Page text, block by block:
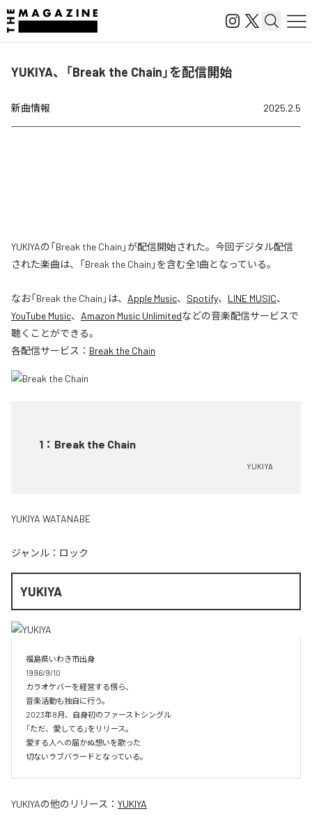
YUKIYA、「Break the Chain」を配信開始
新曲情報 2025.2.5
YUKIYAの「Break the Chain」が配信開始された。今回デジタル配信
された楽曲は、「Break the Chain」を含む全1曲となっている。
なお「Break the Chain 」は、 Apple Music、 Spotify、 LINE MUSIC、
YouTube Music、 Amazon Music Unlimitedなどの音楽配信サービスで
聴くことができる。
各配信サービス： Break the Chain
1 ： Break the Chain
YUKIYA
YUKIYA WATANABE
ジャンル： ロック
YUKIYA
福島県いわき市出身
1996/9/10
カラオケバーを経営する傍ら、
音楽活動も独自に行う。
2023年8月、自身初のファーストシングル
「ただ、愛してる」をリリース。
愛する人への届かぬ想いを歌った
切ないラブバラードとなっている。
YUKIYAの他のリリース： YUKIYA